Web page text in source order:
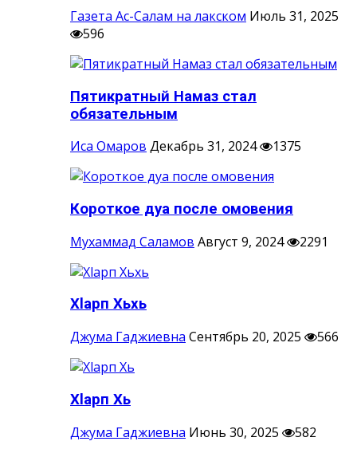
Газета Ас-Салам на лакском Июль 31, 2025
596
Пятикратный Намаз стал
обязательным
Иса Омаров Декабрь 31, 2024 1375
Короткое дуа после омовения
Мухаммад Саламов Август 9, 2024 2291
Хlарп Хьхь
Джума Гаджиевна Сентябрь 20, 2025 566
Хlарп Хь
Джума Гаджиевна Июнь 30, 2025 582